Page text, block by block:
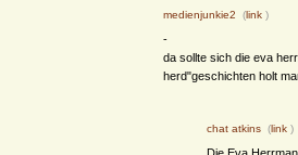
medienjunkie2 (link )
-
da sollte sich die eva
herd"geschichten holt
chat atkins (link )